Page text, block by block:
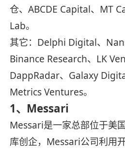
仓、ABCDE Capital、MT
Lab。
其它：Delphi Digital、
Binance Research、LK
DappRadar、Galaxy
Metrics Ventures。
1、 Messari
Messari是一家总部位于美
库创企，Messari公司利用